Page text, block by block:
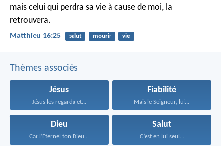
mais celui qui perdra sa vie à cause de moi, la
retrouvera.
Matthieu 16:25 salut mourir vie
Thèmes associés
Jésus
Jésus les regarda et...
Fiabilité
Mais le Seigneur, lui...
Dieu
Car l’Eternel ton Dieu...
Salut
C’est en lui seul...